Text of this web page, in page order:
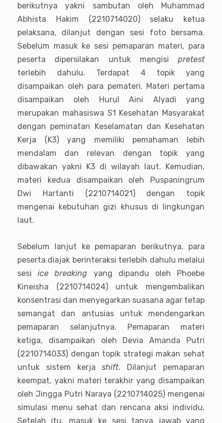
berikutnya yakni sambutan oleh Muhammad
Abhista Hakim (2210714020) selaku ketua
pelaksana, dilanjut dengan sesi foto bersama.
Sebelum masuk ke sesi pemaparan materi, para
peserta dipersilakan untuk mengisi pretest
terlebih dahulu. Terdapat 4 topik yang
disampaikan oleh para pemateri. Materi pertama
disampaikan oleh Hurul Aini Alyadi yang
merupakan mahasiswa S1 Kesehatan Masyarakat
dengan peminatan Keselamatan dan Kesehatan
Kerja (K3) yang memiliki pemahaman lebih
mendalam dan relevan dengan topik yang
dibawakan yakni K3 di wilayah laut. Kemudian,
materi kedua disampaikan oleh Puspaningrum
Dwi Hartanti (2210714021) dengan topik
mengenai kebutuhan gizi khusus di lingkungan
laut.
Sebelum lanjut ke pemaparan berikutnya, para
peserta diajak berinteraksi terlebih dahulu melalui
sesiice breaking yang dipandu oleh Phoebe
Kineisha (2210714024) untuk mengembalikan
konsentrasi dan menyegarkan suasana agar tetap
semangat dan antusias untuk mendengarkan
pemaparan selanjutnya. Pemaparan materi
ketiga, disampaikan oleh Devia Amanda Putri
(2210714033) dengan topik strategi makan sehat
untuk sistem kerjashift. Dilanjut pemaparan
keempat, yakni materi terakhir yang disampaikan
oleh Jingga Putri Naraya (2210714025) mengenai
simulasi menu sehat dan rencana aksi individu.
Setelah itu, masuk ke sesi tanya jawab yang